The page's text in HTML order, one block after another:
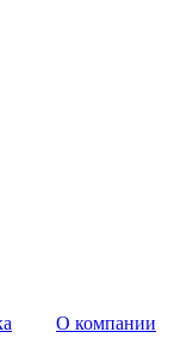
О компании